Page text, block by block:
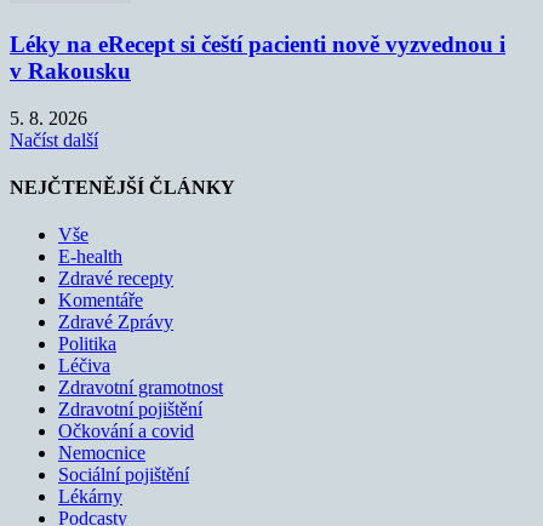
Léky na eRecept si čeští pacienti nově vyzvednou i
v Rakousku
5. 8. 2026
Načíst další
NEJČTENĚJŠÍ ČLÁNKY
Vše
E-health
Zdravé recepty
Komentáře
Zdravé Zprávy
Politika
Léčiva
Zdravotní gramotnost
Zdravotní pojištění
Očkování a covid
Nemocnice
Sociální pojištění
Lékárny
Podcasty